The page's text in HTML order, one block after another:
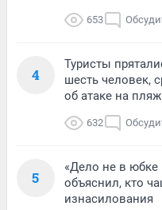
653
4
Туристы
шесть человек,
об атаке на
632
5
«Дело не в юбке
объяснил, кто
изнасилования